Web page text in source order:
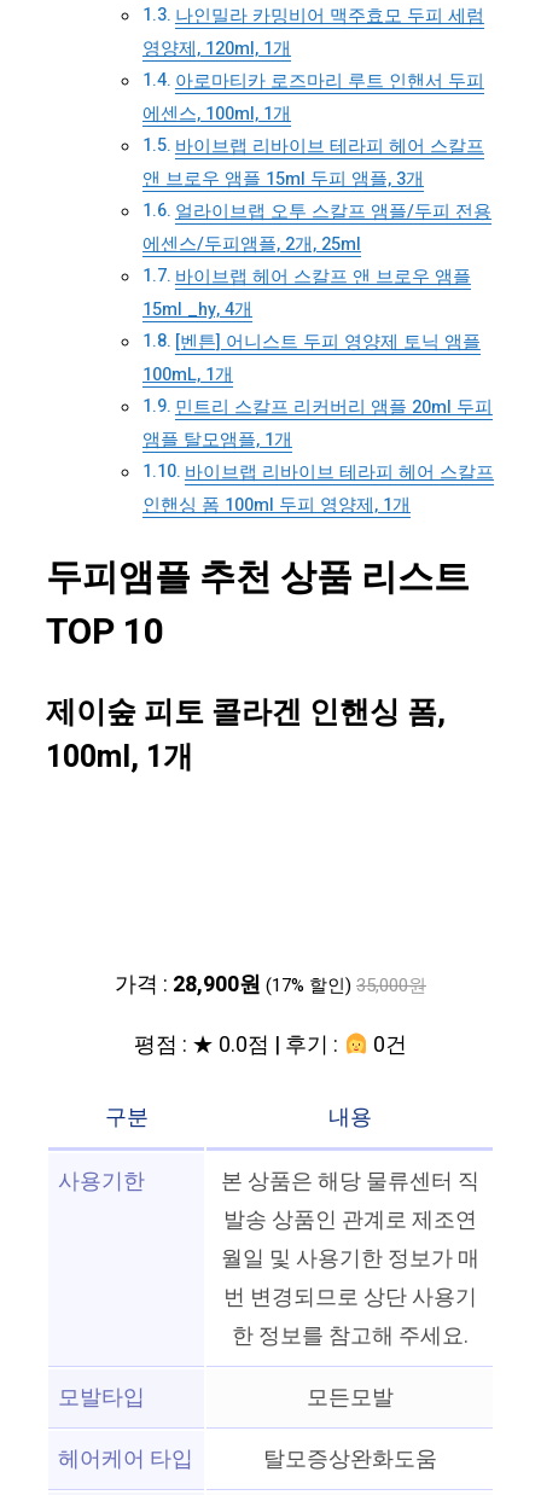
나인밀라 카밍비어 맥주효모 두피 세럼
영양제, 120ml, 1개
아로마티카 로즈마리 루트 인핸서 두피
에센스, 100ml, 1개
바이브랩 리바이브 테라피 헤어 스칼프
앤 브로우 앰플 15ml 두피 앰플, 3개
얼라이브랩 오투 스칼프 앰플/두피 전용
에센스/두피앰플, 2개, 25ml
바이브랩 헤어 스칼프 앤 브로우 앰플
15ml _hy, 4개
[벤튼] 어니스트 두피 영양제 토닉 앰플
100mL, 1개
민트리 스칼프 리커버리 앰플 20ml 두피
앰플 탈모앰플, 1개
바이브랩 리바이브 테라피 헤어 스칼프
인핸싱 폼 100ml 두피 영양제, 1개
두피앰플 추천 상품 리스트
TOP 10
제이숲 피토 콜라겐 인핸싱 폼,
100ml, 1개
가격 : 28,900원 (17% 할인) 35,000원
평점 : ★ 0.0점 | 후기 : 0건
구분
내용
사용기한
본 상품은 해당 물류센터 직
발송 상품인 관계로 제조연
월일 및 사용기한 정보가 매
번 변경되므로 상단 사용기
한 정보를 참고해 주세요.
모발타입
모든모발
헤어케어 타입
탈모증상완화도움